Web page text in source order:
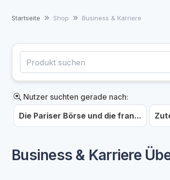
Startseite Shop Business & Karriere
Nutzer suchten gerade nach:
Die Pariser Börse und die fran...
Business & Karriere